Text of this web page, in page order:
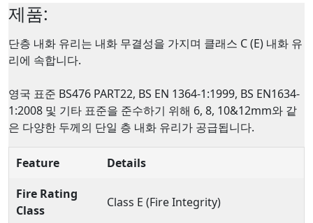
제품:
단층 내화 유리는 내화 무결성을 가지며 클래스 C (E) 내화 유
리에 속합니다.
영국 표준 BS476 PART22, BS EN 1364-1:1999, BS EN1634-
1:2008 및 기타 표준을 준수하기 위해 6, 8, 10&12mm와 같
은 다양한 두께의 단일 층 내화 유리가 공급됩니다.
Feature
Details
Fire Rating
Class
Class E (Fire Integrity)